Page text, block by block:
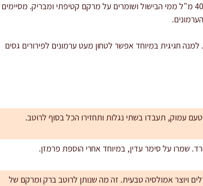
מאזנים מרקם וחמיצות: אם הרוטב סמיך מדי, מוסיפים בהדרגה 20–40 מ"ל ממי הבישול ושומרים על מרקם קטיפתי ומבריק. מסיימים
חגיגית במיוחד אפשר לטחון מעט ערמונים לפירורים גסים
עמוק, תעבדו בשתי נגלות ותחזירו הכל בסוף לרוטב.
שמרו על סימר עדין, במיוחד אחרי הוספת פרמזן.
ויוצר אמולסיה טבעית. זה מה שנותן לרוטב ברק ומרקם של